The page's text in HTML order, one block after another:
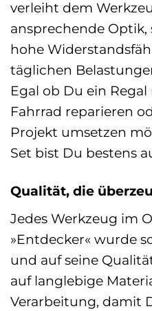
verleiht dem
ansprechende
hohe
täglichen
Egal ob Du ein
Fahrrad reparieren
Projekt umsetzen
Set bist Du bestens
Qualität, die
Jedes Werkzeug im
»Entdecker« wurde
und auf seine
auf langlebige
Verarbeitung, damit